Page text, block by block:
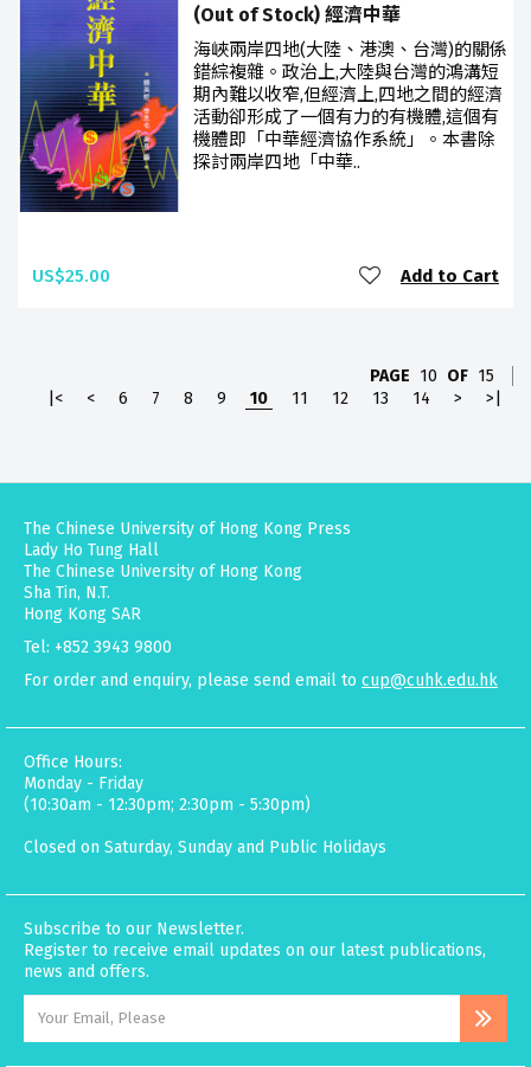
(Out of Stock) 經濟中華
海峽兩岸四地(大陸、港澳、台灣)的關係
錯綜複雜。政治上,大陸與台灣的鴻溝短
期內難以收窄,但經濟上,四地之間的經濟
活動卻形成了一個有力的有機體,這個有
機體即「中華經濟協作系統」。本書除
探討兩岸四地「中華..
US$25.00 Add to Cart
PAGE 10 OF 15
|<
< 6 7 8 9 10 11 12 13 14 > >|
The Chinese University of Hong Kong Press
Lady Ho Tung Hall
The Chinese University of Hong Kong
Sha Tin, N.T.
Hong Kong SAR
Tel: +852 3943 9800
For order and enquiry, please send email to cup@cuhk.edu.hk
Office Hours:
Monday - Friday
(10:30am - 12:30pm; 2:30pm - 5:30pm)
Closed on Saturday, Sunday and Public Holidays
Subscribe to our Newsletter.
Register to receive email updates on our latest publications,
news and offers.